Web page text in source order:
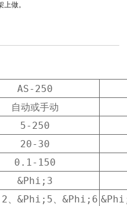
做。
AS-250
自动或手动
5-250
20-30
0.1-150
&Phi;3
、&Phi;5、&Phi;6